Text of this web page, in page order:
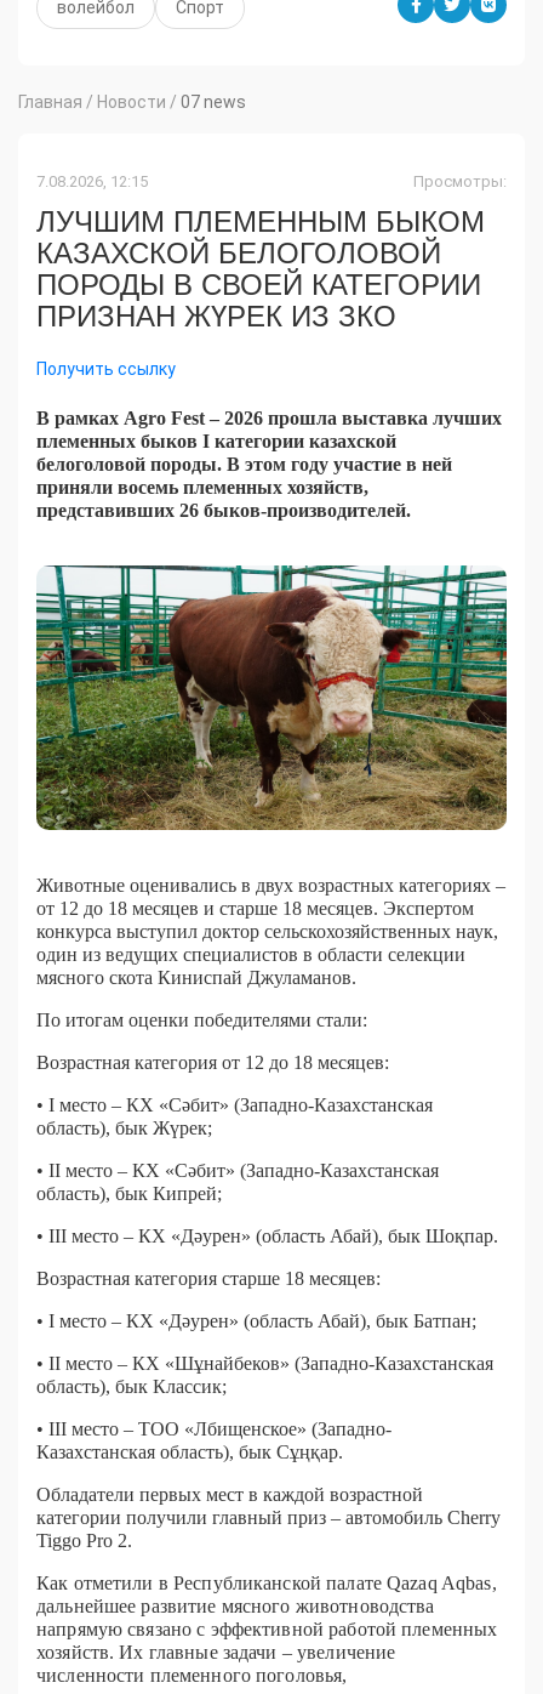
волейбол Спорт
Главная / Новости / 07 news
7.08.2026, 12:15 Просмотры:
ЛУЧШИМ ПЛЕМЕННЫМ БЫКОМ
КАЗАХСКОЙ БЕЛОГОЛОВОЙ
ПОРОДЫ В СВОЕЙ КАТЕГОРИИ
ПРИЗНАН ЖҮРЕК ИЗ ЗКО
Получить ссылку
В рамках Agro Fest – 2026 прошла выставка лучших
племенных быков I категории казахской
белоголовой породы. В этом году участие в ней
приняли восемь племенных хозяйств,
представивших 26 быков-производителей.
Животные оценивались в двух возрастных категориях –
от 12 до 18 месяцев и старше 18 месяцев. Экспертом
конкурса выступил доктор сельскохозяйственных наук,
один из ведущих специалистов в области селекции
мясного скота Киниспай Джуламанов.
По итогам оценки победителями стали:
Возрастная категория от 12 до 18 месяцев:
• I место – КХ «Сәбит» (Западно-Казахстанская
область), бык Жүрек;
• II место – КХ «Сәбит» (Западно-Казахстанская
область), бык Кипрей;
• III место – КХ «Дәурен» (область Абай), бык Шоқпар.
Возрастная категория старше 18 месяцев:
• I место – КХ «Дәурен» (область Абай), бык Батпан;
• II место – КХ «Шұнайбеков» (Западно-Казахстанская
область), бык Классик;
• III место – ТОО «Лбищенское» (Западно-
Казахстанская область), бык Сұңқар.
Обладатели первых мест в каждой возрастной
категории получили главный приз – автомобиль Cherry
Tiggo Pro 2.
Как отметили в Республиканской палате Qazaq Aqbas,
дальнейшее развитие мясного животноводства
напрямую связано с эффективной работой племенных
хозяйств. Их главные задачи – увеличение
численности племенного поголовья,